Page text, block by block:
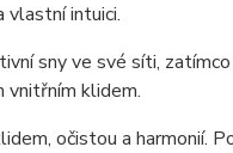
vlastní intuici.
sny ve své síti,
vnitřním klidem.
očistou a harmonií.